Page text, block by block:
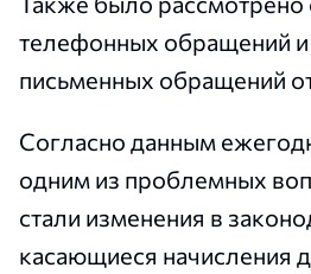
телефонных обращений
письменных обращений
Согласно данным
одним из проблемных
стали изменения в
касающиеся начисления